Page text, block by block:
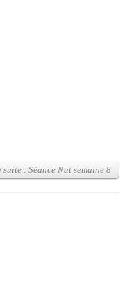
suite : Séance Nat semaine 8